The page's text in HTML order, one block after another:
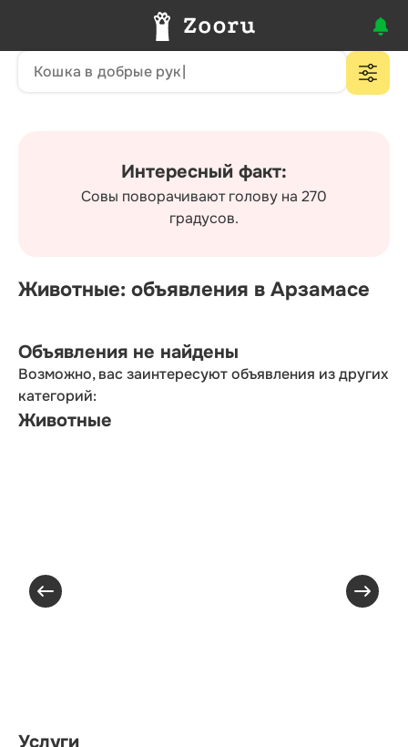
Интересный факт:
Совы поворачивают голову на 270
градусов.
Животные: объявления в Арзамасе
Объявления не найдены
Возможно, вас заинтересуют объявления из других
категорий:
Животные
Услуги